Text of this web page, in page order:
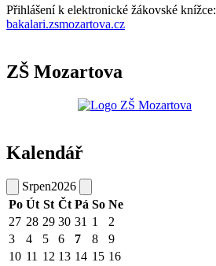
Přihlášení k elektronické žákovské knížce:
bakalari.zsmozartova.cz
ZŠ Mozartova
Kalendář
Srpen2026
Po Út St Čt Pá So Ne
27 28 29 30 31 1
2
3
4 5 6 7 8
9
10 11 12 13 14 15 16